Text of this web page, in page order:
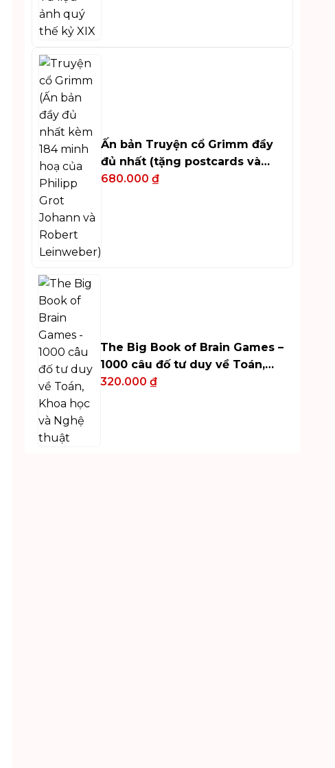
Ấn bản Truyện cổ Grimm đầy
đủ nhất (tặng postcards và
bookmark)
680.000₫
The Big Book of Brain Games –
1000 câu đố tư duy về Toán,
Khoa học và Nghệ thuật
320.000₫